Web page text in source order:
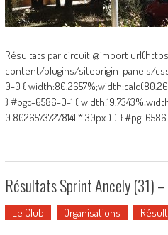
Résultats par circuit @import
content/plugins/siteorigin-panels/
0-0 {
} #pgc-6586-0-1 {
0.80265737278141 * 30px ) ) } #pg-
Résultats Sprint Ancely (31)
Le Club Organisations